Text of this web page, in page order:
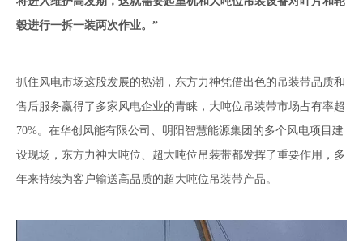
毂进行一拆一装两次作业。 ”
抓住风电市场这股发展的热潮，东方力神凭借出色的吊装带品质和
售后服务赢得了多家风电企业的青睐，大吨位吊装带市场占有率超
70%。在华创风能有限公司、明阳智慧能源集团的多个风电项目建
设现场，东方力神大吨位、超大吨位吊装带都发挥了重要作用，多
年来持续为客户输送高品质的超大吨位吊装带产品。